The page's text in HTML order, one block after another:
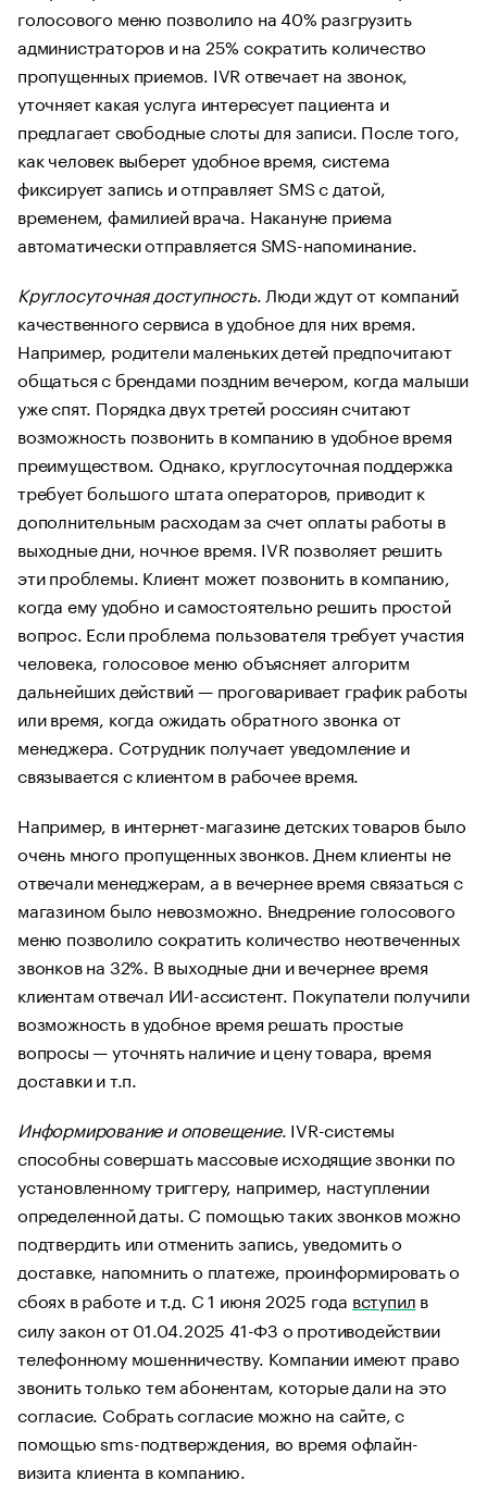
голосового меню позволило на 40% разгрузить
администраторов и на 25% сократить количество
пропущенных приемов. IVR отвечает на звонок,
уточняет какая услуга интересует пациента и
предлагает свободные слоты для записи. После того,
как человек выберет удобное время, система
фиксирует запись и отправляет SMS с датой,
временем, фамилией врача. Накануне приема
автоматически отправляется SMS-напоминание.
Круглосуточная доступность. Люди ждут от компаний
качественного сервиса в удобное для них время.
Например, родители маленьких детей предпочитают
общаться с брендами поздним вечером, когда малыши
уже спят. Порядка двух третей россиян считают
возможность позвонить в компанию в удобное время
преимуществом. Однако, круглосуточная поддержка
требует большого штата операторов, приводит к
дополнительным расходам за счет оплаты работы в
выходные дни, ночное время. IVR позволяет решить
эти проблемы. Клиент может позвонить в компанию,
когда ему удобно и самостоятельно решить простой
вопрос. Если проблема пользователя требует участия
человека, голосовое меню объясняет алгоритм
дальнейших действий — проговаривает график работы
или время, когда ожидать обратного звонка от
менеджера. Сотрудник получает уведомление и
связывается с клиентом в рабочее время.
Например, в интернет-магазине детских товаров было
очень много пропущенных звонков. Днем клиенты не
отвечали менеджерам, а в вечернее время связаться с
магазином было невозможно. Внедрение голосового
меню позволило сократить количество неотвеченных
звонков на 32%. В выходные дни и вечернее время
клиентам отвечал ИИ-ассистент. Покупатели получили
возможность в удобное время решать простые
вопросы — уточнять наличие и цену товара, время
доставки и т.п.
Информирование и оповещение. IVR-системы
способны совершать массовые исходящие звонки по
установленному триггеру, например, наступлении
определенной даты. С помощью таких звонков можно
подтвердить или отменить запись, уведомить о
доставке, напомнить о платеже, проинформировать о
сбоях в работе и т.д. С 1 июня 2025 года вступил в
силу закон от 01.04.2025 41-ФЗ о противодействии
телефонному мошенничеству. Компании имеют право
звонить только тем абонентам, которые дали на это
согласие. Собрать согласие можно на сайте, с
помощью sms-подтверждения, во время офлайн-
визита клиента в компанию.